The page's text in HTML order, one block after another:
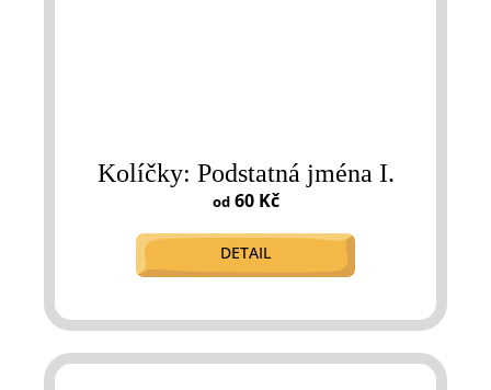
Kolíčky: Podstatná jména I.
od60 Kč
DETAIL